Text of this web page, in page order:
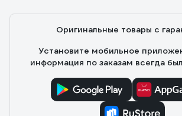
посмотреть, кто у двери, даже если
мимо, удобно для контроля. Монтаж
вид стильный - чёрный корпус смотрится
целом, надёжный вариант за свои деньги.
Оригинальные товары с
Установите мобильное
информация по заказам всегда